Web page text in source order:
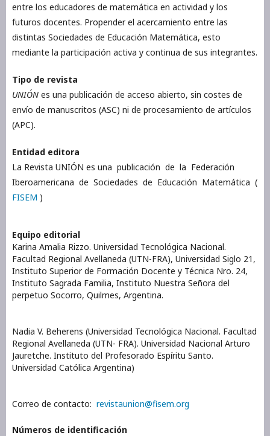
entre los educadores de matemática en actividad y los
futuros docentes. Propender el acercamiento entre las
distintas Sociedades de Educación Matemática, esto
mediante la participación activa y continua de sus integrantes.
Tipo de revista
UNIÓN es una publicación de acceso abierto, sin costes de
envío de manuscritos (ASC) ni de procesamiento de artículos
(APC).
Entidad editora
La Revista UNIÓN es una publicación de la Federación
Iberoamericana de Sociedades de Educación Matemática (
FISEM )
Equipo editorial
Karina Amalia Rizzo. Universidad Tecnológica Nacional.
Facultad Regional Avellaneda (UTN-FRA), Universidad Siglo 21,
Instituto Superior de Formación Docente y Técnica Nro. 24,
Instituto Sagrada Familia, Instituto Nuestra Señora del
perpetuo Socorro, Quilmes, Argentina.
Nadia V. Beherens (Universidad Tecnológica Nacional. Facultad
Regional Avellaneda (UTN- FRA). Universidad Nacional Arturo
Jauretche. Instituto del Profesorado Espíritu Santo.
Universidad Católica Argentina)
Correo de contacto: revistaunion@fisem.org
Números de identificación